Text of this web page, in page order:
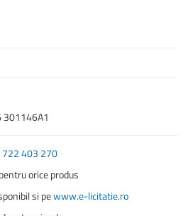
301146A1
403 270
orice produs
si pewww.e-licitatie.ro